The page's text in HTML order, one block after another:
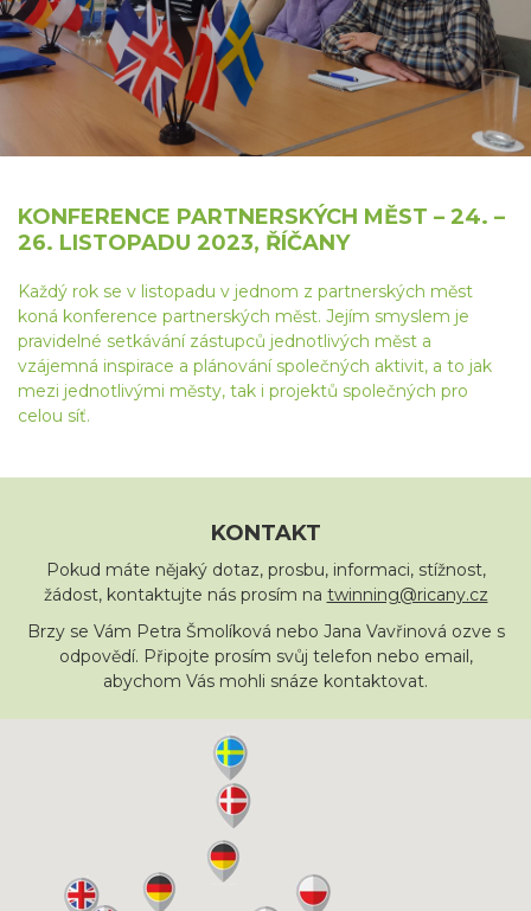
KONFERENCE PARTNERSKÝCH MĚST – 24. –
26. LISTOPADU 2023, ŘÍČANY
Každý rok se v listopadu v jednom z partnerských měst
koná konference partnerských měst. Jejím smyslem je
pravidelné setkávání zástupců jednotlivých měst a
vzájemná inspirace a plánování společných aktivit, a to jak
mezi jednotlivými městy, tak i projektů společných pro
celou síť.
KONTAKT
Pokud máte nějaký dotaz, prosbu, informaci, stížnost,
žádost, kontaktujte nás prosím na twinning@ricany.cz
Brzy se Vám Petra Šmolíková nebo Jana Vavřinová ozve s
odpovědí. Připojte prosím svůj telefon nebo email,
abychom Vás mohli snáze kontaktovat.